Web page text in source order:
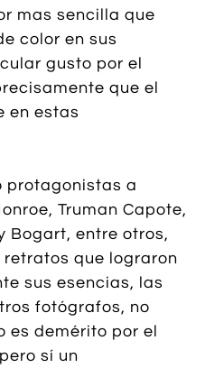
mas sencilla que
color en sus
gusto por el
que el
en estas
protagonistas a
Truman Capote,
Bogart, entre otros,
que lograron
sus esencias, las
fotógrafos, no
es demérito por el
sí un